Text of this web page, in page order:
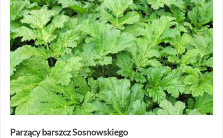
Parzący barszcz Sosnowskiego